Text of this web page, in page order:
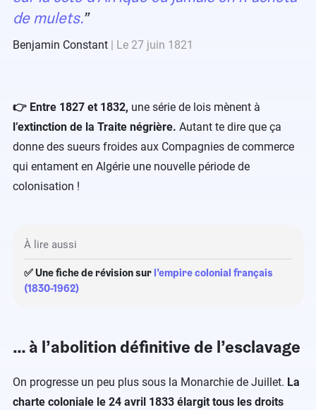
de mulets.
Benjamin Constant Le 27 juin 1821
👉 Entre 1827 et 1832, une série de lois mènent à
l’extinction de la Traite négrière. Autant te dire que ça
donne des sueurs froides aux Compagnies de commerce
qui entament en Algérie une nouvelle période de
colonisation !
À lire aussi
✅ Une fiche de révision sur l’empire colonial français
(1830-1962)
… à l’abolition définitive de l’esclavage
On progresse un peu plus sous la Monarchie de Juillet. La
charte coloniale le 24 avril 1833 élargit tous les droits